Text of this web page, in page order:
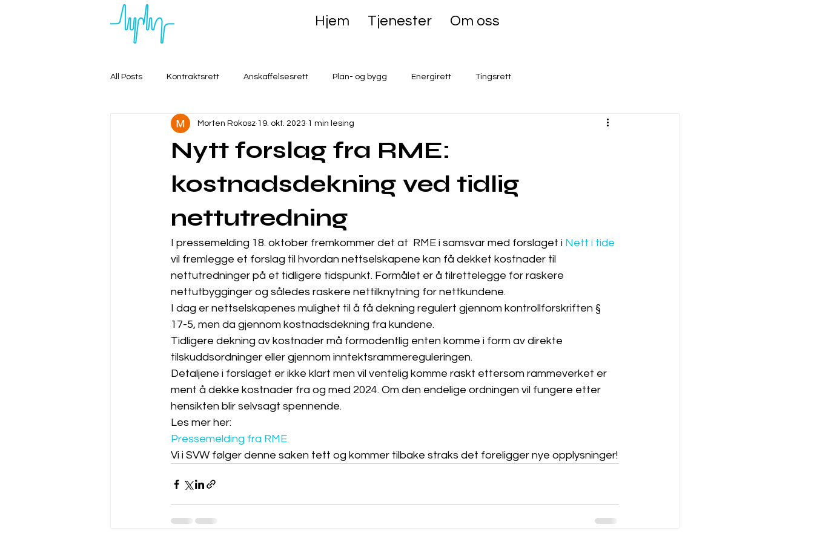
Hjem Tjenester Om oss
All Posts Kontraktsrett Anskaffelsesrett Plan- og bygg Energirett Tingsrett
Nytt forslag fra RME:
kostnadsdekning ved tidlig
nettutredning
Morten Rokosz 19. okt. 2023 1 min lesing
I pressemelding 18. oktober fremkommer det at  RME i samsvar med forslaget i Nett i tide
vil fremlegge et forslag til hvordan nettselskapene kan få dekket kostnader til
nettutredninger på et tidligere tidspunkt. Formålet er å tilrettelegge for raskere
nettutbygginger og således raskere nettilknytning for nettkundene.
I dag er nettselskapenes mulighet til å få dekning regulert gjennom kontrollforskriften §
17-5, men da gjennom kostnadsdekning fra kundene.
Tidligere dekning av kostnader må formodentlig enten komme i form av direkte
tilskuddsordninger eller gjennom inntektsrammereguleringen.
Detaljene i forslaget er ikke klart men vil ventelig komme raskt ettersom rammeverket er
ment å dekke kostnader fra og med 2024. Om den endelige ordningen vil fungere etter
hensikten blir selvsagt spennende.
Les mer her:
Pressemelding fra RME
Vi i SVW følger denne saken tett og kommer tilbake straks det foreligger nye opplysninger!